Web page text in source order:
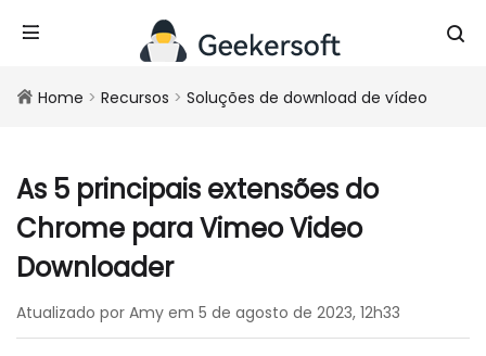
Home > Recursos > Soluções de download de vídeo
As 5 principais extensões do
Chrome para Vimeo Video
Downloader
Atualizado por Amy em 5 de agosto de 2023, 12h33